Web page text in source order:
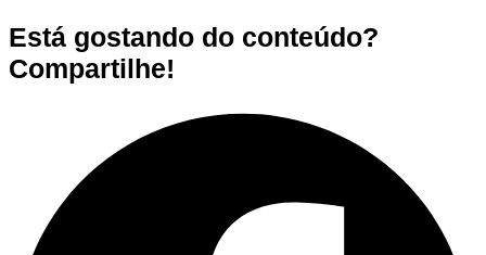
Está gostando do conteúdo?
Compartilhe!